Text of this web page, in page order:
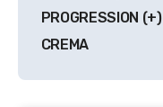
entradas
PROGRESSION (+)
CREMA